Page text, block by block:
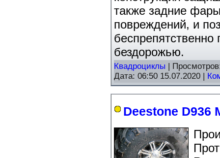
также задние
повреждений, и
бездорожью.
Квадроциклы |
Дата: 06:50 15.07.2020 |
Deestone D936